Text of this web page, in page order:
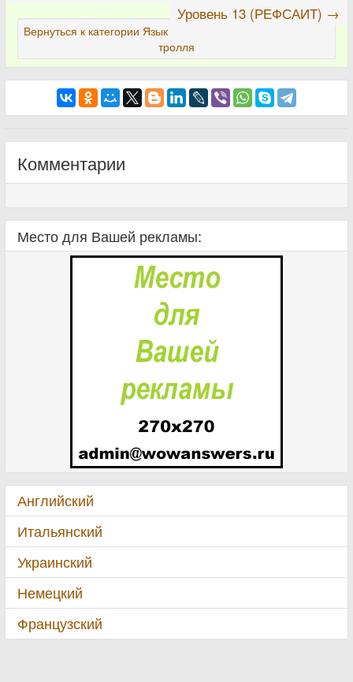
Уровень 13 (РЕФСАИТ) →
Вернуться к категории Язык
тролля
Комментарии
Место для Вашей рекламы:
Английский
Итальянский
Украинский
Немецкий
Французский